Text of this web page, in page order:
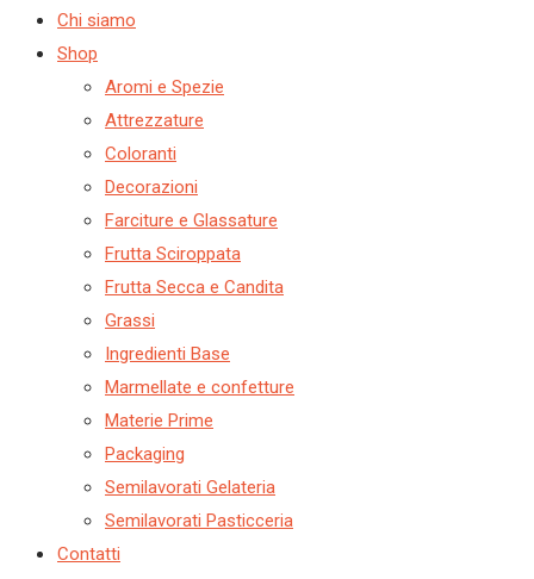
Chi siamo
Shop
Aromi e Spezie
Attrezzature
Coloranti
Decorazioni
Farciture e Glassature
Frutta Sciroppata
Frutta Secca e Candita
Grassi
Ingredienti Base
Marmellate e confetture
Materie Prime
Packaging
Semilavorati Gelateria
Semilavorati Pasticceria
Contatti